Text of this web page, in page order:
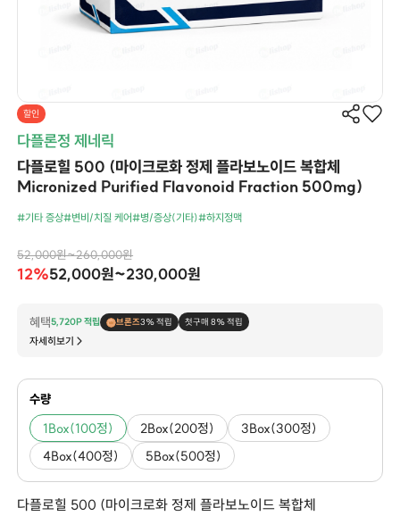
할인
다플론정 제네릭
다플로힐 500 (마이크로화 정제 플라보노이드 복합체
Micronized Purified Flavonoid Fraction 500mg)
#기타 증상#변비/치질 케어#병/증상(기타)#하지정맥
52,000원~260,000원
12%52,000원~230,000원
혜택5,720P 적립 브론즈3% 적립 첫구매 8% 적립
자세히보기
수량
1Box(100정) 2Box(200정)
3Box(300정)
4Box(400정)
5Box(500정)
다플로힐 500 (마이크로화 정제 플라보노이드 복합체